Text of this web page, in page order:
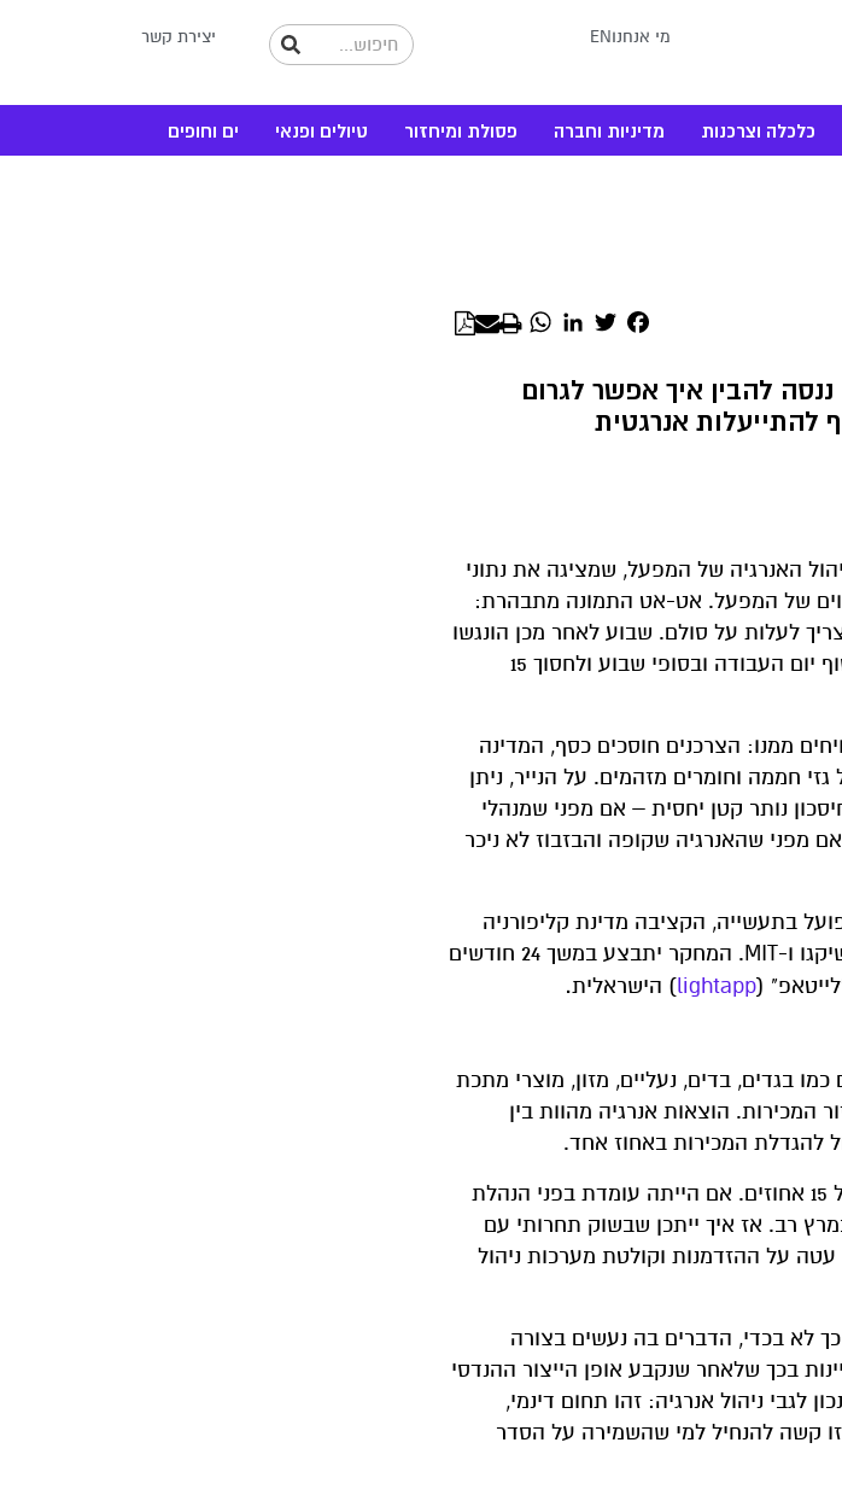
מי אנחנוEN יצירת קשר
כלכלה וצרכנות מדיניות וחברה פסולת ומיחזור טיולים ופנאי ים וחופים
Facebook
Twitter
LinkedIn
WhatsApp
להבין איך אפשר לגרום
להתייעלות אנרגטית
האנרגיה של המפעל, שמציגה את נתוני
של המפעל. אט-אט התמונה מתבהרת:
לעלות על סולם. שבוע לאחר מכן הונגשו
המתגים והורדו לגובה סטנדרטי, דבר שעודד את הצוות הטכני לכבות את המכונות בסוף יום העבודה ובסופי שבוע ולחסוך 15
ממנו: הצרכנים חוסכים כסף, המדינה
חממה וחומרים מזהמים. על הנייר, ניתן
נותר קטן יחסית – אם מפני שמנהלי
מפני שהאנרגיה שקופה והבזבוז לא ניכר
בתעשייה, הקציבה מדינת קליפורניה
בשיתוף האוניברסיטאות היוקרתיות ברקלי, שיקגו ו-MIT. המחקר יתבצע במשך 24 חודשים
(
lightapp) הישראלית.
בגדים, בדים, נעליים, מזון, מוצרי מתכת
המכירות. הוצאות אנרגיה מהוות בין
להגדלת המכירות באחוז אחד.
כלל האצבע המוכר "אפשר לנהל את מה שניתן למדוד" מלמד על פוטנציאל חיסכון של 15 אחוזים. אם הייתה עומדת בפני הנהלת
רב. אז איך ייתכן שבשוק תחרותי עם
עטה על ההזדמנות וקולטת מערכות ניהול
לא בכדי, הדברים בה נעשים בצורה
בכך שלאחר שנקבע אופן הייצור ההנדסי
לגבי ניהול אנרגיה: זהו תחום דינמי,
קשה להנחיל למי שהשמירה על הסדר